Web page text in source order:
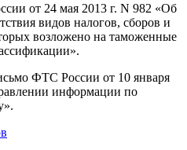
от 24 мая 2013 г. N 982 «Об
видов налогов, сборов и
возложено на таможенные
ФТС России от 10 января
информации по